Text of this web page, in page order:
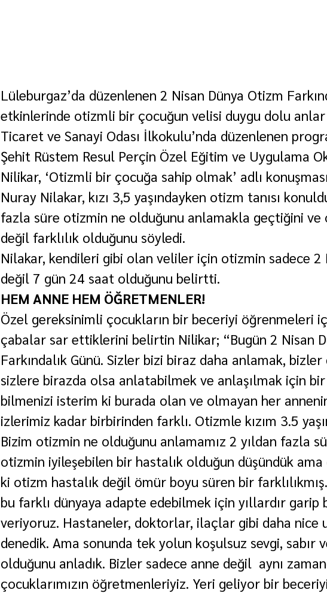
Lüleburgaz’da düzenlenen 2 Nisan Dünya Otizm
etkinlerinde otizmli bir çocuğun velisi duygu dolu anlar
Ticaret ve Sanayi Odası İlkokulu’nda düzenlenen
Şehit Rüstem Resul Perçin Özel Eğitim ve Uygulama
Nilikar, ‘Otizmli bir çocuğa sahip olmak’ adlı
Nuray Nilakar, kızı 3,5 yaşındayken otizm tanısı
fazla süre otizmin ne olduğunu anlamakla geçtiğini ve
değil farklılık olduğunu söyledi.
Nilakar, kendileri gibi olan veliler için otizmin sadece 2
değil 7 gün 24 saat olduğunu belirtti.
HEM ANNE HEM ÖĞRETMENLER!
Özel gereksinimli çocukların bir beceriyi öğrenmeleri
çabalar sar ettiklerini belirtin Nilikar; “Bugün 2 Nisan
Farkındalık Günü. Sizler bizi biraz daha anlamak,
sizlere birazda olsa anlatabilmek ve anlaşılmak için bir
bilmenizi isterim ki burada olan ve olmayan her
izlerimiz kadar birbirinden farklı. Otizmle kızım 3.5
Bizim otizmin ne olduğunu anlamamız 2 yıldan fazla
otizmin iyileşebilen bir hastalık olduğun düşündük ama
ki otizm hastalık değil ömür boyu süren bir farklılıkmış.
bu farklı dünyaya adapte edebilmek için yıllardır garip
veriyoruz. Hastaneler, doktorlar, ilaçlar gibi daha nice
denedik. Ama sonunda tek yolun koşulsuz sevgi, sabır
olduğunu anladık. Bizler sadece anne değil  aynı
çocuklarımızın öğretmenleriyiz. Yeri geliyor bir